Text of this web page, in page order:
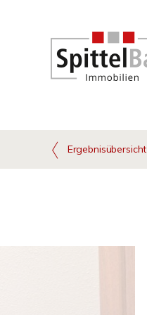
Ergebnisübersicht